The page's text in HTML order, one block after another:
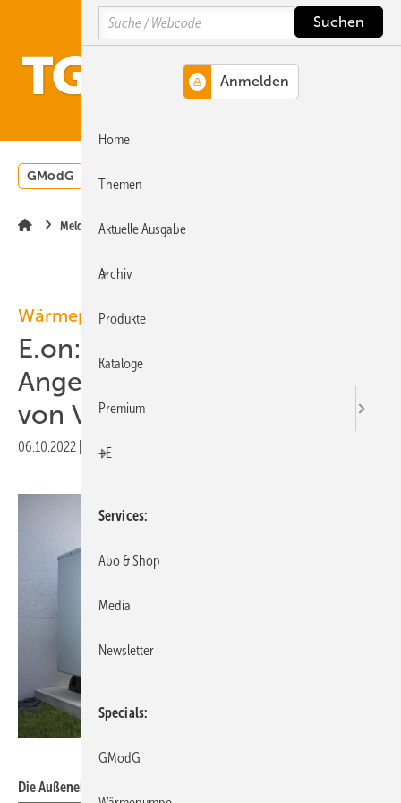
Hauptinhalt
Hauptmenü
SiteSearch
GModG Wärmepumpe
Meldungen
Wärmepumpen-Rollout
E.on: Wärmepumpen-
Angebot mit arotherm plus
von Vaillant
06.10.2022 Druckvorschau
Die Außeneinheit der arotherm-plus-Wärmepumpe von Vaillant.
Search
Home
Themen
Aktuelle Ausgabe
Archiv
Produkte
Kataloge
Premium
+E
Services
Abo & Shop
Media
Newsletter
Specials
GModG